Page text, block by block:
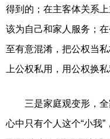
得到的；在主客体关系
该为自己和家人服务；
至有意混淆，把公权当
上公权私用，用公权换
三是家庭观变形，全
心中只有个人这个“小我”